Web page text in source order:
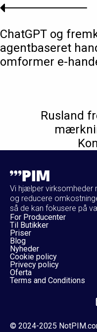
Rusland
ChatGPT og
agentbaseret
omformer e-
Vi hjælper virksomheder
og reducere
så de kan fokusere på
For Producenter
Til Butikker
Priser
Blog
Nyheder
Cookie policy
Privecy policy
Oferta
Terms and Conditions
© 2024-2025